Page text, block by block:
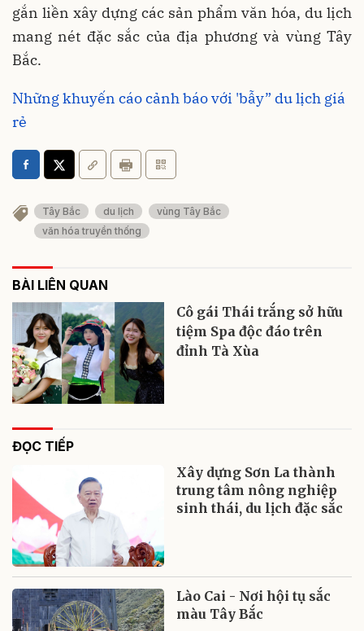
gắn liền xây dựng các sản phẩm văn hóa, du lịch
mang nét đặc sắc của địa phương và vùng Tây
Bắc.
Những khuyến cáo cảnh báo với 'bẫy” du lịch giá
rẻ
Tây Bắc du lịch
vùng Tây Bắc
văn hóa truyền thống
BÀI LIÊN QUAN
Cô gái Thái trắng sở hữu
tiệm Spa độc đáo trên
đỉnh Tà Xùa
ĐỌC TIẾP
Xây dựng Sơn La thành
trung tâm nông nghiệp
sinh thái, du lịch đặc sắc
Lào Cai - Nơi hội tụ sắc
màu Tây Bắc